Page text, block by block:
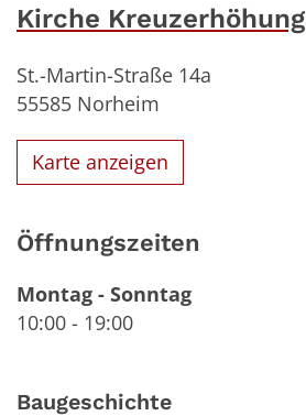
Kirche Kreuzerhöhung
St.-Martin-Straße 14a
55585 Norheim
Karte anzeigen
Öffnungszeiten
Montag - Sonntag
10:00 - 19:00
Baugeschichte